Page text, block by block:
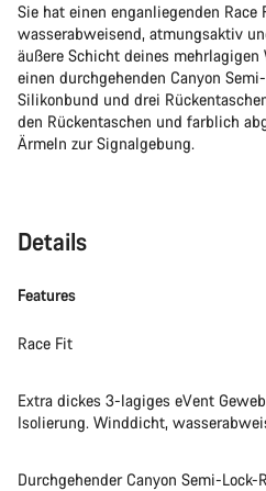
Sie hat einen enganliegenden
wasserabweisend, atmungsaktiv
äußere Schicht deines
einen durchgehenden Canyon
Silikonbund und drei
den Rückentaschen und farblich
Ärmeln zur Signalgebung.
Details
Features
Race Fit
Extra dickes 3-lagiges eVent
Isolierung. Winddicht,
Durchgehender Canyon Semi-Lock-